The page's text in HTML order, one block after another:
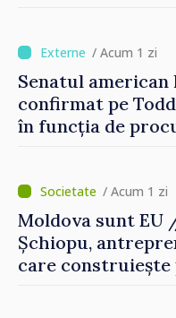
/ Acum 1 zi
Senatul american
confirmat pe
în funcția de
/ Acum 1 zi
Moldova sunt EU
Șchiopu,
care